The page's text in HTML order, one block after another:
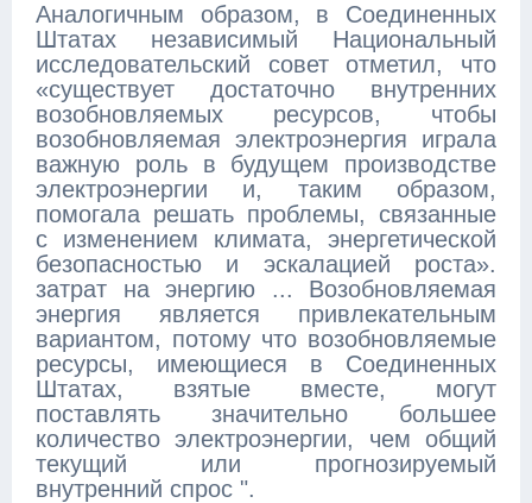
Аналогичным образом, в Соединенных
Штатах независимый Национальный
исследовательский совет отметил, что
«существует достаточно внутренних
возобновляемых ресурсов, чтобы
возобновляемая электроэнергия играла
важную роль в будущем производстве
электроэнергии и, таким образом,
помогала решать проблемы, связанные
с изменением климата, энергетической
безопасностью и эскалацией роста».
затрат на энергию ... Возобновляемая
энергия является привлекательным
вариантом, потому что возобновляемые
ресурсы, имеющиеся в Соединенных
Штатах, взятые вместе, могут
поставлять значительно большее
количество электроэнергии, чем общий
текущий или прогнозируемый
внутренний спрос ".